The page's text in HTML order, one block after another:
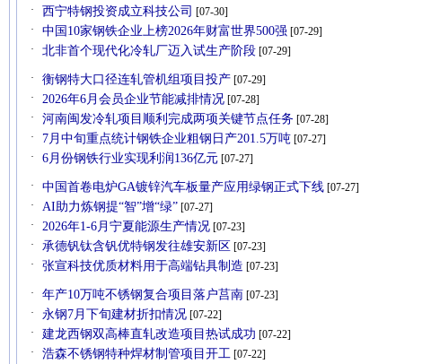
·
西宁特钢投资成立科技公司 [07-30]
·
中国10家钢铁企业上榜2026年财富世界500强 [07-29]
·
北非首个现代化冷轧厂迈入试生产阶段 [07-29]
· 衡钢特大口径连轧管机组项目投产 [07-29]
·
2026年6月会员企业节能减排情况 [07-28]
·
河南闽发冷轧项目顺利完成两项关键节点任务 [07-28]
·
7月中旬重点统计钢铁企业粗钢日产201.5万吨 [07-27]
·
6月份钢铁行业实现利润136亿元 [07-27]
· 中国首卷电炉GA镀锌汽车板量产应用绿钢正式下线 [07-27]
·
AI助力炼钢提“智”增“绿” [07-27]
·
2026年1-6月宁夏能源生产情况 [07-23]
·
承德钒钛含钒优特钢发往雄安新区 [07-23]
·
张宣科技优质材料用于高端钻具制造 [07-23]
· 年产10万吨不锈钢复合项目落户莒南 [07-23]
·
永钢7月下旬建材折扣情况 [07-22]
·
建龙西钢双高棒直轧改造项目热试成功 [07-22]
·
浩森不锈钢特种焊材制管项目开工 [07-22]